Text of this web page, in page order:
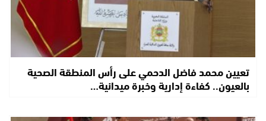
تعيين محمد فاضل الدحمي على رأس المنطقة الصحية
بالعيون.. كفاءة إدارية وخبرة ميدانية…